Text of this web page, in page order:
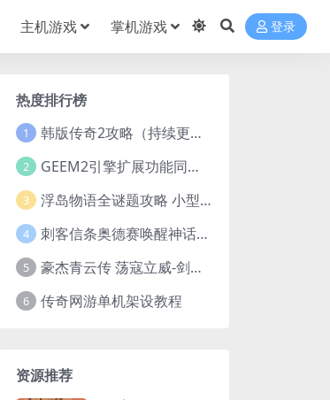
主机游戏 掌机游戏 登录
热度排行榜
1 韩版传奇2攻略（持续更新）
2 GEEM2引擎扩展功能同步捡物、角色自动捡物
3 浮岛物语全谜题攻略 小型谜题解谜汇总
4 刺客信条奥德赛唤醒神话谜题答案 斯芬克斯主线攻略
5 豪杰青云传 荡寇立威-剑舞红尘-英雄志楼(解压即玩)
6 传奇网游单机架设教程
资源推荐